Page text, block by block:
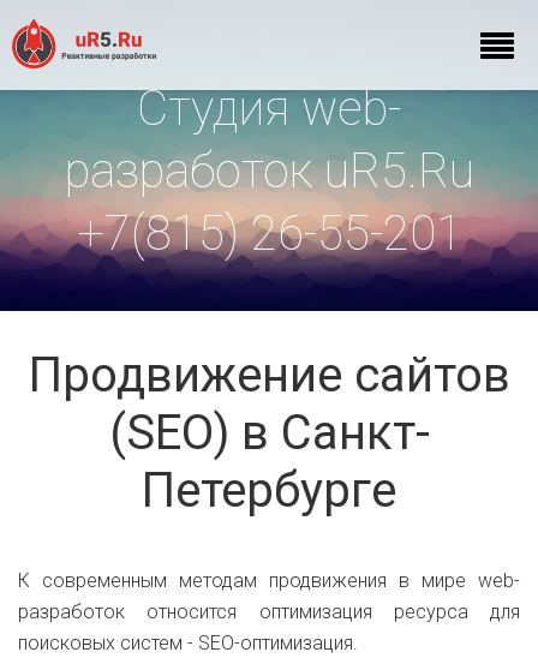
Студия web-
разработок uR5.Ru
+7(815) 26-55-201
Продвижение сайтов
(SEO) в Санкт-
Петербурге
К современным методам продвижения в мире web-
разработок относится оптимизация ресурса для
поисковых систем - SEO-оптимизация.